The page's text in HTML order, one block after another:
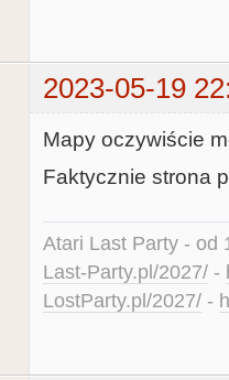
2023-05-19
Mapy oczywiście
Faktycznie strona
Atari Last Party - od
Last-Party.pl/2027/ -
LostParty.pl/2027/ -